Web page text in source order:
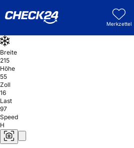
Merkzettel
Breite
215
Höhe
55
Zoll
16
Last
97
Speed
H